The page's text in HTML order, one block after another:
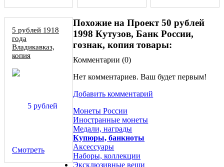
5 рублей 1918
года
Владикавказ,
копия
Смотреть
Похожие на Проект 50 рублей
1998 Кутузов, Банк России,
гознак, копия товары:
Комментарии (0)
Нет комментариев. Ваш будет первым!
Добавить комментарий
Монеты России
Иностранные монеты
Медали, награды
Купюры, банкноты
Аксессуары
Наборы, коллекции
Эксклюзивные вещи